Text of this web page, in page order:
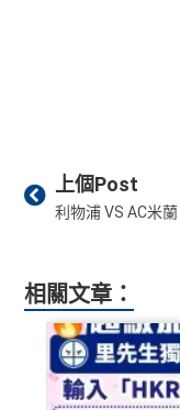
Prev
上個Post
相關文章：